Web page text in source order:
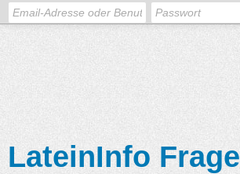
LateinInfo Frage